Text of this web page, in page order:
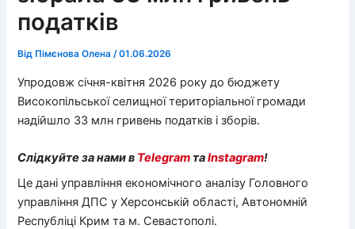
податків
Від Пімєнова Олена/01.06.2026
Упродовж січня-квітня 2026 року до бюджету
Високопільської селищної територіальної громади
надійшло 33 млн гривень податків і зборів.
Слідкуйте за нами в Telegram таInstagram!
Це дані управління економічного аналізу Головного
управління ДПС у Херсонській області, Автономній
Республіці Крим та м. Севастополі.